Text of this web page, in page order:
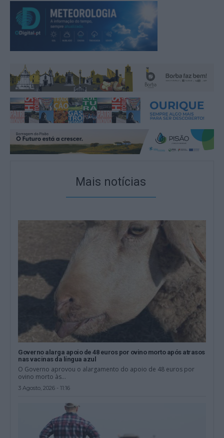
Mais notícias
Governo alarga apoio de 48 euros por ovino morto após atrasos
nas vacinas da língua azul
O Governo aprovou o alargamento do apoio de 48 euros por
ovino morto às...
3 Agosto, 2026 - 11:16